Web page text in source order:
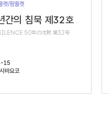
렛/팜플렛
의 침묵 제32호
50年の沈黙 第32号
15
시바요코